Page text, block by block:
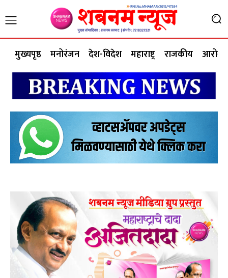
मुख्यपृष्ठ मनोरंजन देश-विदेश महाराष्ट्र राजकीय आरोग्य